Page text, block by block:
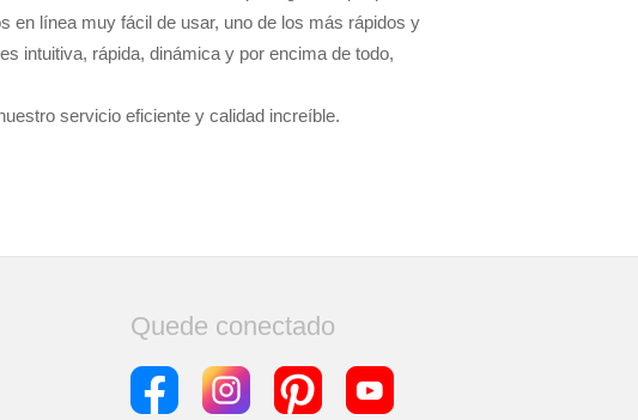
en línea muy fácil de usar, uno de los más rápidos y
intuitiva, rápida, dinámica y por encima de todo,
servicio eficiente y calidad increíble.
Quede conectado